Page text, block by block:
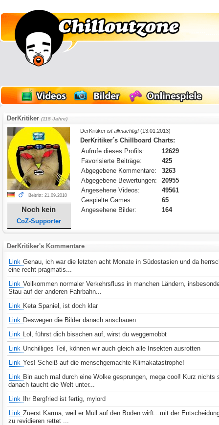
DerKritiker(115 Jahre)
Beitritt: 21.09.2010
Noch kein
CoZ-Supporter
DerKritikerist allmächtig! (13.01.2013)
DerKritiker´s Chillboard Charts:
Aufrufe dieses Profils:
12629
Favorisierte Beiträge:
425
Abgegebene Kommentare:
3263
Abgegebene Bewertungen:
20955
Angesehene Videos:
49561
Gespielte Games:
65
Angesehene Bilder:
164
DerKritiker's Kommentare
Link Genau, ich war die letzten acht Monate in Südostasien und da
eine recht pragmatis...
Link Vollkommen normaler Verkehrsfluss in manchen Ländern,
Stau auf der anderen Fahrbahn...
Link Keta Spaniel, ist doch klar
Link Deswegen die Bilder danach anschauen
Link Lol, führst dich bisschen auf, wirst du weggemobbt
Link Unchilliges Teil, können wir auch gleich alle Insekten ausrotten
Link Yes! Scheiß auf die menschgemachte Klimakatastrophe!
Link Bin auch mal durch eine Wolke gesprungen, mega cool! Kurz nichts
danach taucht die Welt unter...
Link
Ihr Bergfried ist fertig, mylord
Link Zuerst Karma, weil er Müll auf den Boden wirft...mit der
zu revidieren rettet ...